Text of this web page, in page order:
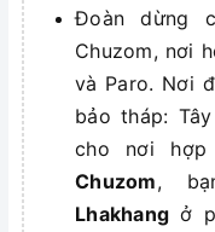
Đoàn dừng
Chuzom, nơi
và Paro. Nơi
bảo tháp:
cho nơi
Chuzom,
Lhakhang ở